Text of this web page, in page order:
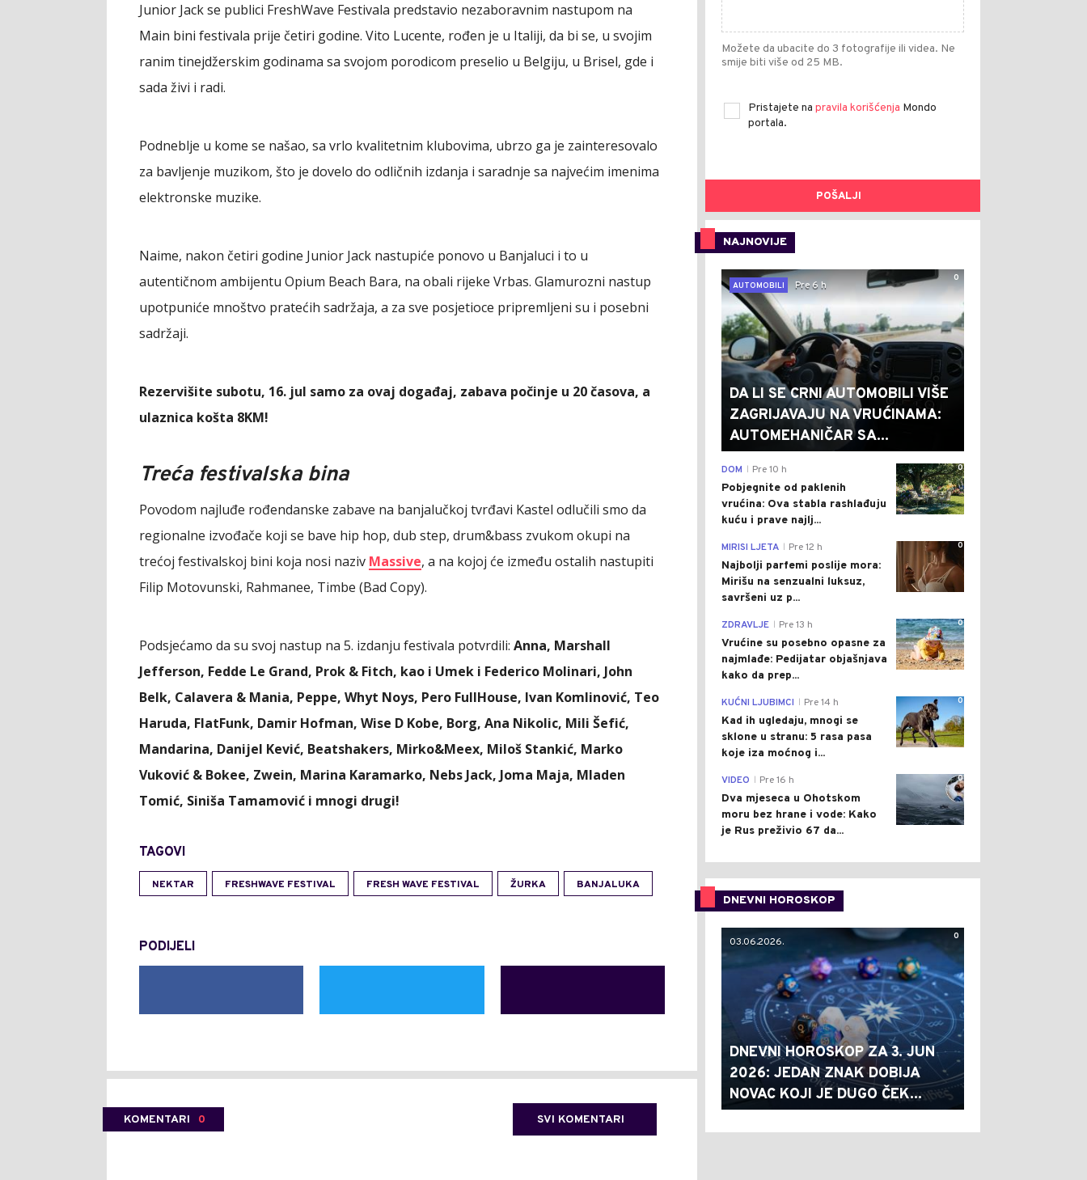
Junior Jack se publici FreshWave Festivala predstavio nezaboravnim nastupom na
Main bini festivala prije četiri godine. Vito Lucente, rođen je u Italiji, da bi se, u svojim
ranim tinejdžerskim godinama sa svojom porodicom preselio u Belgiju, u Brisel, gde i
sada živi i radi.
Podneblje u kome se našao, sa vrlo kvalitetnim klubovima, ubrzo ga je zainteresovalo
za bavljenje muzikom, što je dovelo do odličnih izdanja i saradnje sa najvećim imenima
elektronske muzike.
Naime, nakon četiri godine Junior Jack nastupiće ponovo u Banjaluci i to u
autentičnom ambijentu Opium Beach Bara, na obali rijeke Vrbas. Glamurozni nastup
upotpuniće mnoštvo pratećih sadržaja, a za sve posjetioce pripremljeni su i posebni
sadržaji.
Rezervišite subotu, 16. jul samo za ovaj događaj, zabava počinje u 20 časova, a
ulaznica košta 8KM!
Treća festivalska bina
Povodom najluđe rođendanske zabave na banjalučkoj tvrđavi Kastel odlučili smo da
regionalne izvođače koji se bave hip hop, dub step, drum&bass zvukom okupi na
trećoj festivalskoj bini koja nosi naziv Massive, a na kojoj će između ostalih nastupiti
Filip Motovunski, Rahmanee, Timbe (Bad Copy).
Podsjećamo da su svoj nastup na 5. izdanju festivala potvrdili: Anna, Marshall
Jefferson, Fedde Le Grand, Prok & Fitch, kao i Umek i Federico Molinari, John
Belk, Calavera & Mania, Peppe, Whyt Noys, Pero FullHouse, Ivan Komlinović, Teo
Haruda, FlatFunk, Damir Hofman, Wise D Kobe, Borg, Ana Nikolic, Mili Šefić,
Mandarina, Danijel Kević, Beatshakers, Mirko&Meex, Miloš Stankić, Marko
Vuković & Bokee, Zwein, Marina Karamarko, Nebs Jack, Joma Maja, Mladen
Tomić, Siniša Tamamović i mnogi drugi!
TAGOVI
NEKTAR FRESHWAVE FESTIVAL FRESH WAVE FESTIVAL ŽURKA BANJALUKA
PODIJELI
KOMENTARI 0 SVI KOMENTARI
Možete da ubacite do 3 fotografije ili videa. Ne
smije biti više od 25 MB.
Pristajete na pravila korišćenja Mondo
portala.
POŠALJI
NAJNOVIJE
0
AUTOMOBILI
Pre 6 h
DA LI SE CRNI AUTOMOBILI VIŠE
ZAGRIJAVAJU NA VRUĆINAMA:
AUTOMEHANIČAR SA...
0
DOM Pre 10 h
Pobjegnite od paklenih
vrućina: Ova stabla rashlađuju
kuću i prave najlj...
0
MIRISI LJETA Pre 12 h
Najbolji parfemi poslije mora:
Mirišu na senzualni luksuz,
savršeni uz p...
0
ZDRAVLJE Pre 13 h
Vrućine su posebno opasne za
najmlađe: Pedijatar objašnjava
kako da prep...
0
KUĆNI LJUBIMCI Pre 14 h
Kad ih ugledaju, mnogi se
sklone u stranu: 5 rasa pasa
koje iza moćnog i...
0
VIDEO Pre 16 h
Dva mjeseca u Ohotskom
moru bez hrane i vode: Kako
je Rus preživio 67 da...
DNEVNI HOROSKOP
0
03.06.2026.
DNEVNI HOROSKOP ZA 3. JUN
2026: JEDAN ZNAK DOBIJA
NOVAC KOJI JE DUGO ČEK...